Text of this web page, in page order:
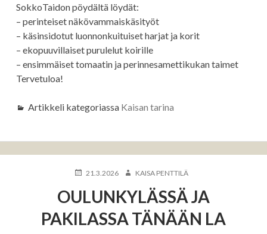
SokkoTaidon pöydältä löydät:
– perinteiset näkövammaiskäsityöt
– käsinsidotut luonnonkuituiset harjat ja korit
– ekopuuvillaiset purulelut koirille
– ensimmäiset tomaatin ja perinnesamettikukan taimet
Tervetuloa!
Artikkeli kategoriassa Kaisan tarina
KIRJOITETTU
21.3.2026 KIRJOITTAJA
KAISA PENTTILÄ
OULUNKYLÄSSÄ JA
PAKILASSA TÄNÄÄN LA